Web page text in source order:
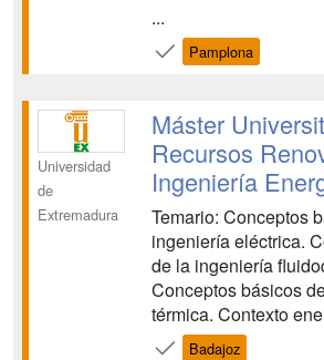
...
Pamplona
Universidad
de
Extremadura
Máster
Recursos
Ingeniería
Temario: Conceptos
ingeniería eléctrica. Conceptos básicos
de la ingeniería
Conceptos básicos
térmica. Contexto energético y marco
regulador. Mercado
Badajoz